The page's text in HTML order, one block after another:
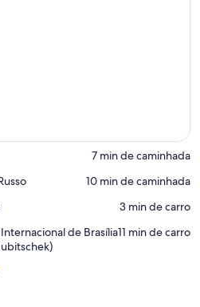
‪7 min de caminhada‬
‪10 min de caminhada‬
‪3 min de carro‬
de Brasília‪11 min de carro‬